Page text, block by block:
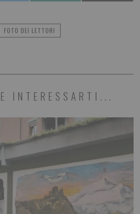
FOTO DEI LETTORI
INTERESSARTI...